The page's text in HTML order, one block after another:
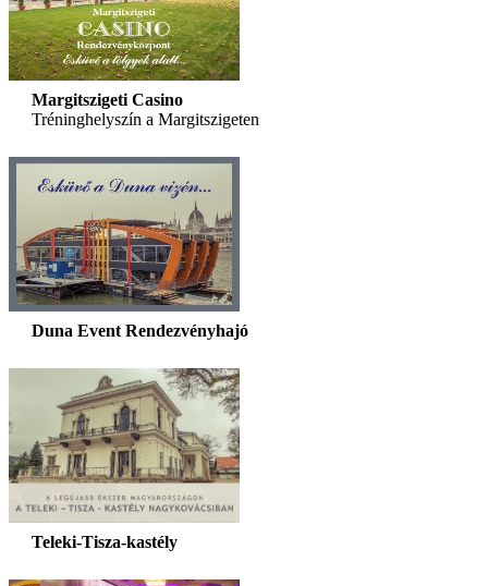
Margitszigeti Casino
Tréninghelyszín a Margitszigeten
Duna Event Rendezvényhajó
Teleki-Tisza-kastély